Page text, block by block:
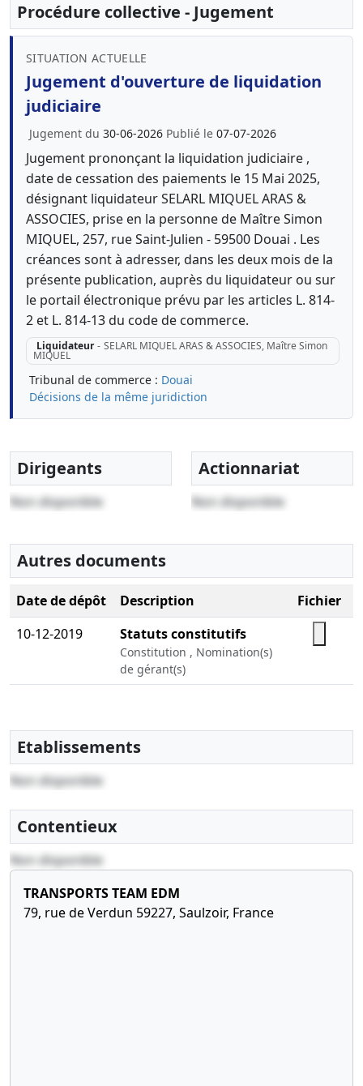
Procédure collective - Jugement
SITUATION ACTUELLE
Jugement d'ouverture de liquidation
judiciaire
Jugement du 30-06-2026 Publié le 07-07-2026
Jugement prononçant la liquidation judiciaire ,
date de cessation des paiements le 15 Mai 2025,
désignant liquidateur SELARL MIQUEL ARAS &
ASSOCIES, prise en la personne de Maître Simon
MIQUEL, 257, rue Saint-Julien - 59500 Douai . Les
créances sont à adresser, dans les deux mois de la
présente publication, auprès du liquidateur ou sur
le portail électronique prévu par les articles L. 814-
2 et L. 814-13 du code de commerce.
Liquidateur - SELARL MIQUEL ARAS & ASSOCIES, Maître Simon
MIQUEL
Tribunal de commerce : Douai
Décisions de la même juridiction
Dirigeants
Non disponible
Actionnariat
Non disponible
Autres documents
Date de dépôt Description
Fichier
10-12-2019
Statuts constitutifs
Constitution , Nomination(s)
de gérant(s)
Etablissements
Non disponible
Contentieux
Non disponible
TRANSPORTS TEAM EDM
79, rue de Verdun 59227, Saulzoir, France